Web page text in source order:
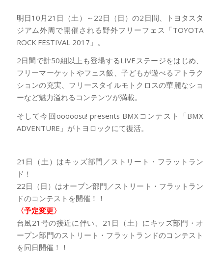
明日10月21日（土）～22日（日）の2日間、トヨタスタ
ジアム外周で開催される野外フリーフェス「TOYOTA
ROCK FESTIVAL 2017」。
2日間で計50組以上も登場するLIVEステージをはじめ、
フリーマーケットやフェス飯、子どもが遊べるアトラク
ションの充実、フリースタイルモトクロスの華麗なショ
ーなど魅力溢れるコンテンツが満載。
そして今回ooooosu! presents BMXコンテスト「BMX
ADVENTURE」がトヨロックにて復活。
21日（土）はキッズ部門／ストリート・フラットラン
ド！
22日（日）はオープン部門／ストリート・フラットラン
ドのコンテストを開催！！
〈予定変更〉
台風21号の接近に伴い、21日（土）にキッズ部門・オ
ープン部門のストリート・フラットランドのコンテスト
を同日開催！！